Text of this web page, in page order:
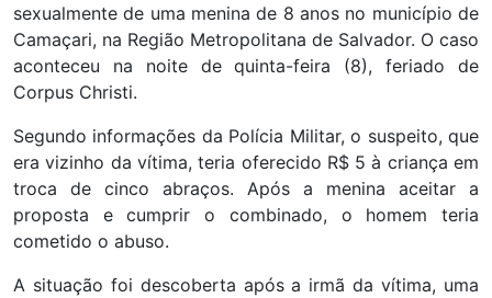
sexualmente de uma menina de 8 anos no município de
Camaçari, na Região Metropolitana de Salvador. O caso
aconteceu na noite de quinta-feira (8), feriado de
Corpus Christi.
Segundo informações da Polícia Militar, o suspeito, que
era vizinho da vítima, teria oferecido R$ 5 à criança em
troca de cinco abraços. Após a menina aceitar a
proposta e cumprir o combinado, o homem teria
cometido o abuso.
A situação foi descoberta após a irmã da vítima, uma